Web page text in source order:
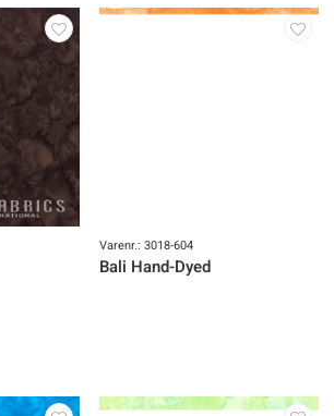
Varenr.: 3018-604
Bali Hand-Dyed